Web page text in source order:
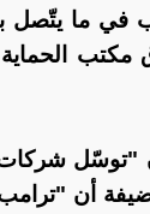
ما يتّصل
الحماية
"توسّل
أن